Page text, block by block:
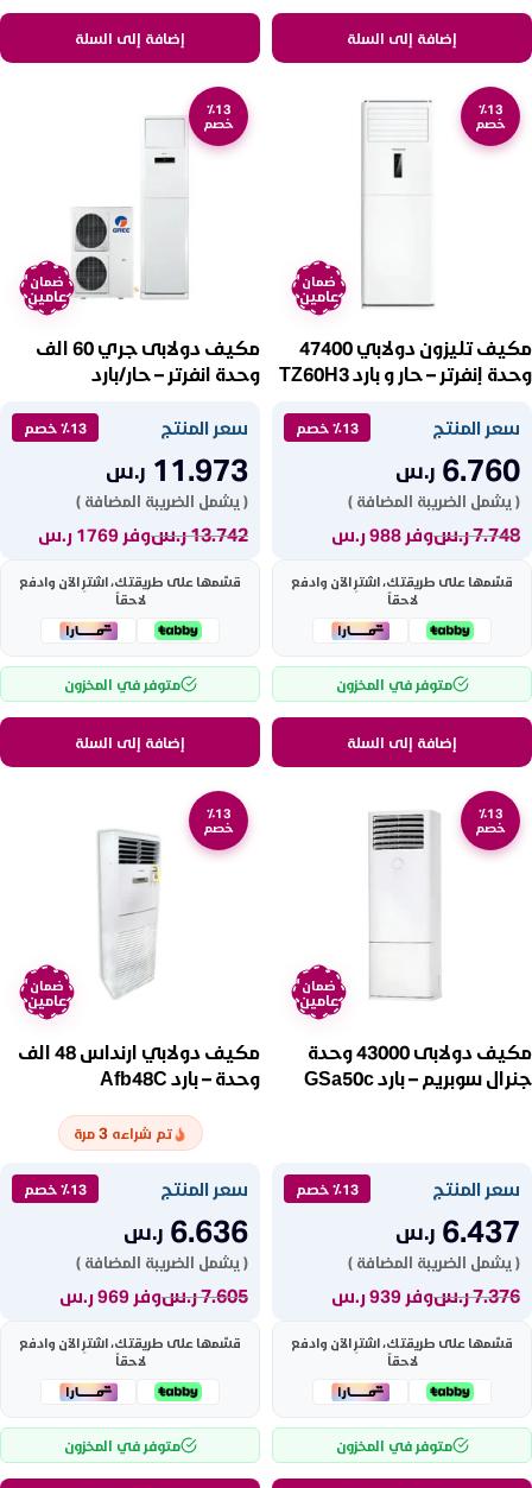
إضافة إلى السلة إضافة إلى السلة
٪13
خصم
ضمان
عامين
مكيف تليزون دولابي 47400
وحدة إنفرتر – حار و بارد TZ60H3
سعر المنتج ٪13 خصم
6.760 ر.س
( يشمل الضريبة المضافة )
7.748ر.سوفر 988 ر.س
قسّمها على طريقتك، اشترِ الآن وادفع
لاحقاً
متوفر في المخزون
إضافة إلى السلة
٪13
خصم
ضمان
عامين
مكيف دولابى جري 60 الف
وحدة انفرتر – حار/بارد
سعر المنتج ٪13 خصم
11.973 ر.س
( يشمل الضريبة المضافة )
13.742ر.سوفر 1769 ر.س
قسّمها على طريقتك، اشترِ الآن وادفع
لاحقاً
متوفر في المخزون
إضافة إلى السلة
٪13
خصم
ضمان
عامين
مكيف دولابى 43000 وحدة
جنرال سوبريم – بارد GSa50c
سعر المنتج ٪13 خصم
6.437 ر.س
( يشمل الضريبة المضافة )
7.376ر.سوفر 939 ر.س
قسّمها على طريقتك، اشترِ الآن وادفع
لاحقاً
متوفر في المخزون
٪13
خصم
ضمان
عامين
مكيف دولابي ارنداس 48 الف
وحدة – بارد Afb48C
تم شراءه3 مرة
سعر المنتج ٪13 خصم
6.636 ر.س
( يشمل الضريبة المضافة )
7.605ر.سوفر 969 ر.س
قسّمها على طريقتك، اشترِ الآن وادفع
لاحقاً
متوفر في المخزون